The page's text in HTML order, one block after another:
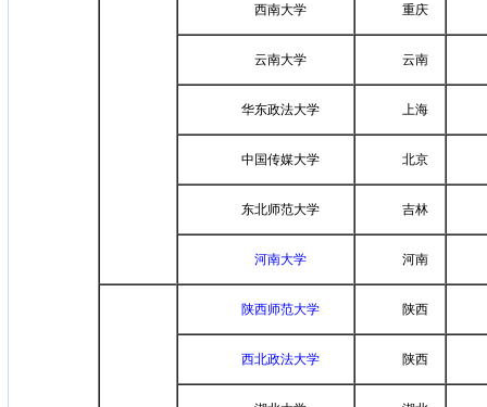
西南大学 重庆
云南大学 云南
华东政法大学 上海
中国传媒大学 北京
东北师范大学 吉林
河南大学 河南
陕西师范大学 陕西
西北政法大学 陕西